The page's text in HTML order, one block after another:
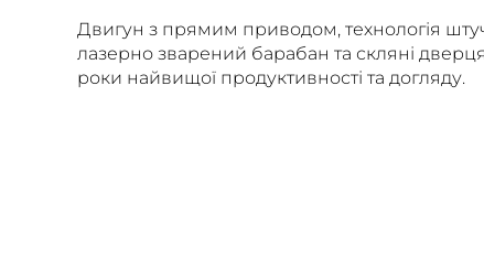
Двигун з прямим приводом, технологія
лазерно зварений барабан та скляні
роки найвищої продуктивності та догляду.